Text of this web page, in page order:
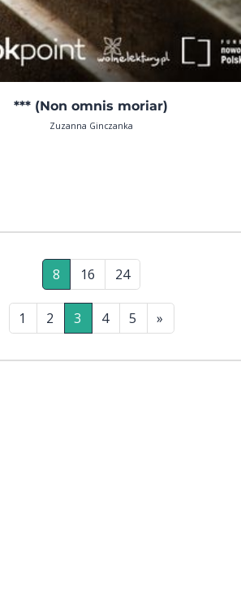
*** (Non omnis moriar)
Zuzanna Ginczanka
8 16 24
1 2 3 4 5 »